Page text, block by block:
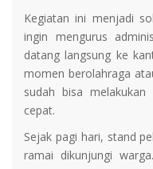
Kegiatan ini menjadi
ingin mengurus
datang langsung ke
momen berolahraga
sudah bisa
cepat.
Sejak pagi hari, stand
ramai dikunjungi